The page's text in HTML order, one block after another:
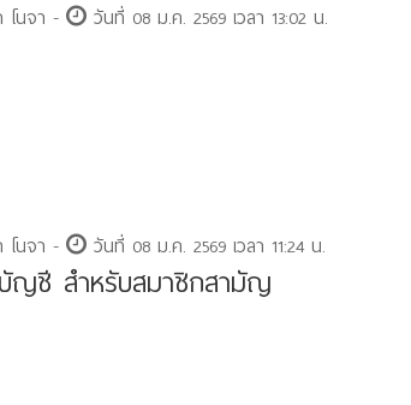
โนจา - วันที่ 08 ม.ค. 2569 เวลา 13:02 น.
โนจา - วันที่ 08 ม.ค. 2569 เวลา 11:24 น.
บัญชี สำหรับสมาชิกสามัญ